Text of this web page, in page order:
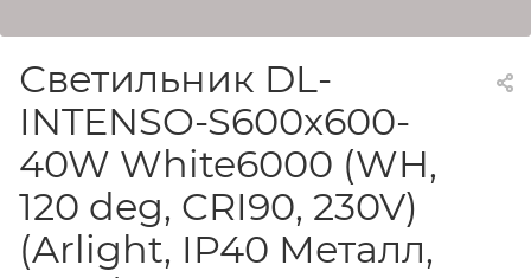
Светильник DL-
INTENSO-S600x600-
40W White6000 (WH,
120 deg, CRI90, 230V)
(Arlight, IP40 Металл,